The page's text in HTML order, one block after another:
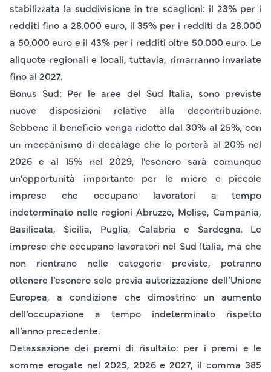
stabilizzata la suddivisione in tre scaglioni: il 23% per i
redditi fino a 28.000 euro, il 35% per i redditi da 28.000
a 50.000 euro e il 43% per i redditi oltre 50.000 euro. Le
aliquote regionali e locali, tuttavia, rimarranno invariate
fino al 2027.
Bonus Sud: Per le aree del Sud Italia, sono previste
nuove disposizioni relative alla decontribuzione.
Sebbene il beneficio venga ridotto dal 30% al 25%, con
un meccanismo di decalage che lo porterà al 20% nel
2026 e al 15% nel 2029, l’esonero sarà comunque
un’opportunità importante per le micro e piccole
imprese che occupano lavoratori a tempo
indeterminato nelle regioni Abruzzo, Molise, Campania,
Basilicata, Sicilia, Puglia, Calabria e Sardegna. Le
imprese che occupano lavoratori nel Sud Italia, ma che
non rientrano nelle categorie previste, potranno
ottenere l’esonero solo previa autorizzazione dell’Unione
Europea, a condizione che dimostrino un aumento
dell’occupazione a tempo indeterminato rispetto
all’anno precedente.
Detassazione dei premi di risultato: per i premi e le
somme erogate nel 2025, 2026 e 2027, il comma 385